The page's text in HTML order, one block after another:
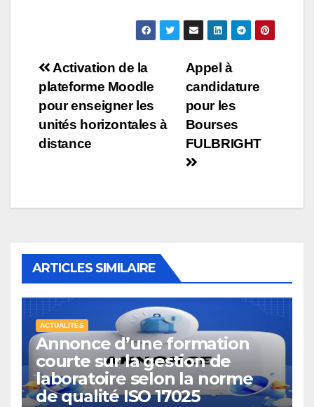
Navigation
de
l’article
Appel à
candidature
pour les
Bourses
FULBRIGHT
Activation de la
plateforme Moodle
pour enseigner les
unités horizontales à
distance
ARTICLES SIMILAIRE
ACTUALITÉS
Annonce d’une formation
courte sur la gestion de
laboratoire selon la norme
de qualité ISO 17025